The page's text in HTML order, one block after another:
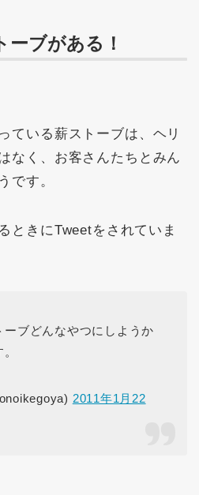
ーブがある！
ている薪ストーブは、ヘリ
なく、お客さんたちとみん
です。
ときにTweetをされていま
ブどんなやつにしようか
2011年1月22